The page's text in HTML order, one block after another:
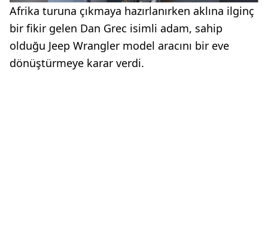
Afrika turuna çıkmaya hazırlanırken aklına ilginç
bir fikir gelen Dan Grec isimli adam, sahip
olduğu Jeep Wrangler model aracını bir eve
dönüştürmeye karar verdi.